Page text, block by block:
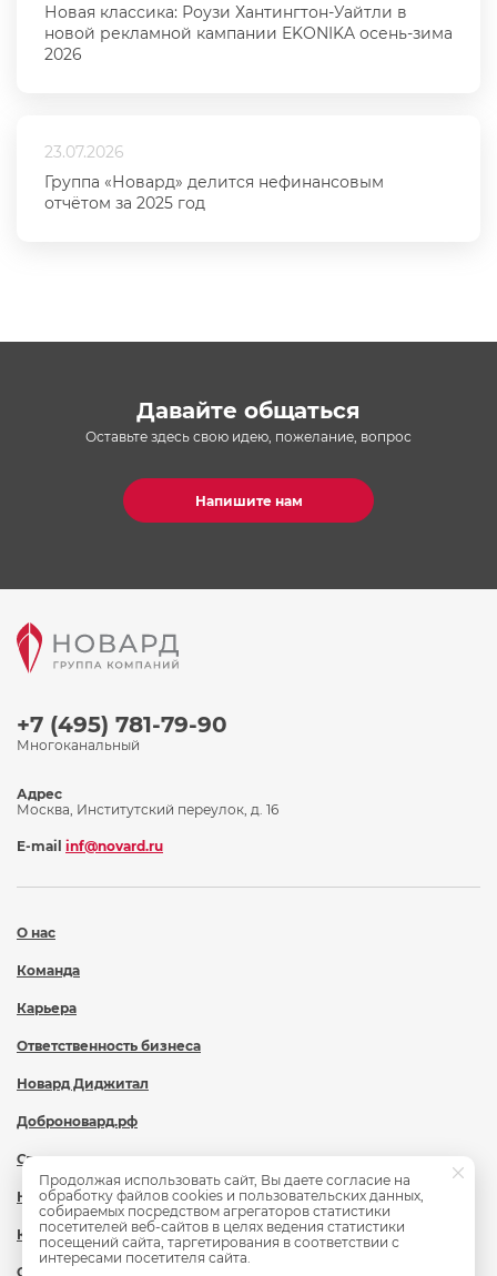
Новая классика: Роузи Хантингтон-Уайтли в
новой рекламной кампании EKONIKA осень-зима
2026
23.07.2026
Группа «Новард» делится нефинансовым
отчётом за 2025 год
Давайте общаться
Оставьте здесь свою идею, пожелание, вопрос
Напишите нам
+7 (495) 781-79-90
Многоканальный
О нас
Команда
Карьера
Ответственность бизнеса
Новард Диджитал
Доброновард.рф
Статьи
Новости
Контакты
Охрана труда
Адрес
Москва, Институтский переулок, д. 16
E-mail inf@novard.ru
Продолжая использовать сайт, Вы даете согласие на
обработку файлов cookies и пользовательских данных,
собираемых посредством агрегаторов статистики
посетителей веб-сайтов в целях ведения статистики
посещений сайта, таргетирования в соответствии с
интересами посетителя сайта.